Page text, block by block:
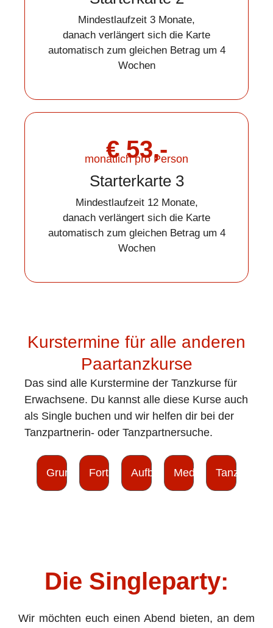
Mindestlaufzeit 3 Monate,
danach verlängert sich die Karte
automatisch zum gleichen Betrag um 4
Wochen
€ 53,-
monatlich pro Person
Starterkarte 3
Mindestlaufzeit 12 Monate,
danach verlängert sich die Karte
automatisch zum gleichen Betrag um 4
Wochen
Kurstermine für alle anderen
Paartanzkurse
Das sind alle Kurstermine der Tanzkurse für
Erwachsene. Du kannst alle diese Kurse auch
als Single buchen und wir helfen dir bei der
Tanzpartnerin- oder Tanzpartnersuche.
GrundkurseFortschrittkurseAufbaukurseMedaillenkurse
Tanzkreise
Die Singleparty:
Wir möchten euch einen Abend bieten, an dem